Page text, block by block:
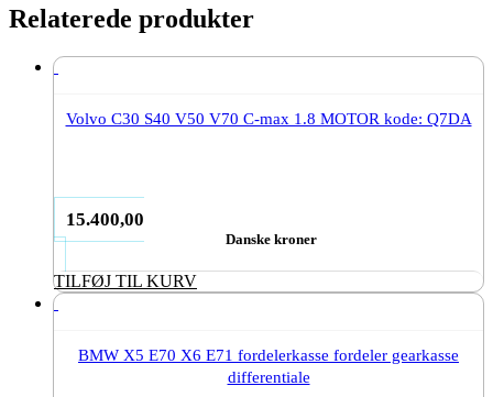
Relaterede produkter
Volvo C30 S40 V50 V70 C-max 1.8 MOTOR kode: Q7DA
15.400,00
Danske kroner
TILFØJ TIL KURV
BMW X5 E70 X6 E71 fordelerkasse fordeler gearkasse
differentiale